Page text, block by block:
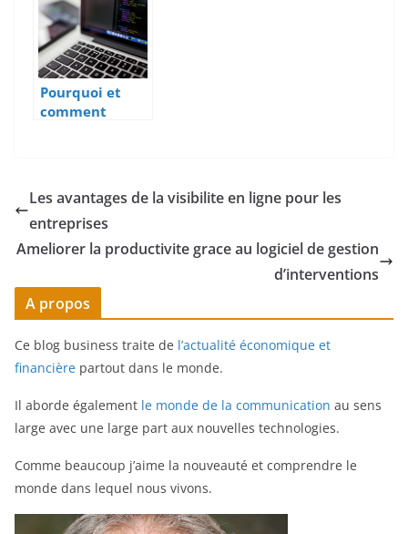
Pourquoi et
comment
Les avantages de la visibilite en ligne pour les
entreprises
Ameliorer la productivite grace au logiciel de gestion
d’interventions
A propos
Ce blog business traite de l’actualité économique et
financière partout dans le monde.
Il aborde également le monde de la communication au sens
large avec une large part aux nouvelles technologies.
Comme beaucoup j’aime la nouveauté et comprendre le
monde dans lequel nous vivons.